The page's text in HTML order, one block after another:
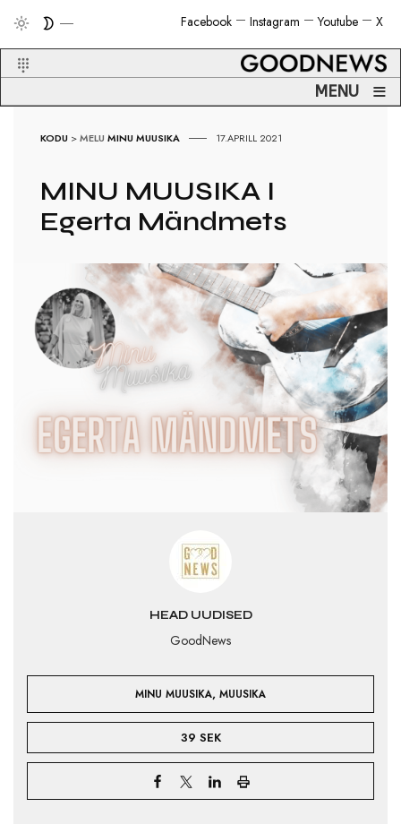
X
Youtube
Instagram
Facebook
MENU ≡
KODU >MELU MINU MUUSIKA 17.APRILL 2021
MINU MUUSIKA I
Egerta Mändmets
HEAD UUDISED
GoodNews
MINU MUUSIKA, MUUSIKA
39 SEK